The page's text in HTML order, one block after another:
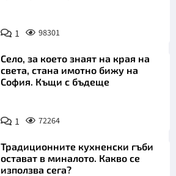
1 98301
Село, за което знаят на края на
света, стана имотно бижу на
София. Къщи с бъдеще
1 72264
Традиционните кухненски гъби
остават в миналото. Какво се
използва сега?